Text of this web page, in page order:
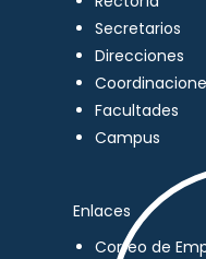
Secretarios
Direcciones
Facultades
Campus
Enlaces
Correo de